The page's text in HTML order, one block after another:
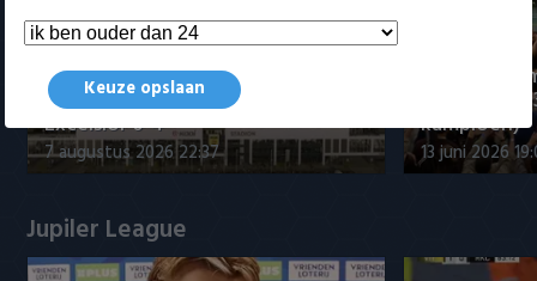
Samenvatting sc Cambuur -
Excelsior 0-4
7 augustus 2026 22:37
Tigers
kampioen)
13 juni 2026
Jupiler League
Keuze opslaan